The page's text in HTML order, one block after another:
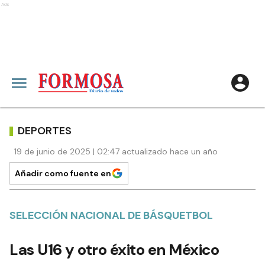
Ads
DEPORTES
19 de junio de 2025 | 02:47 actualizado hace un año
Añadir como fuente en
SELECCIÓN NACIONAL DE BÁSQUETBOL
Las U16 y otro éxito en México